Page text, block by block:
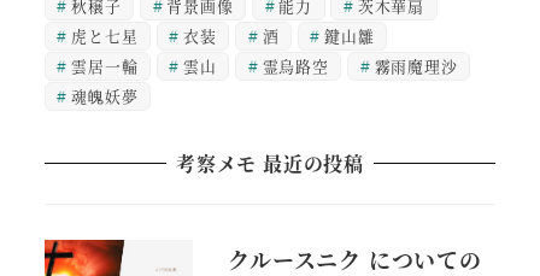
秋穣子
背景画像 能力
茨木華扇
虎と七星
衣装 酒
鍵山雛
雲居一輪
雲山 霊烏路空
霧雨魔理沙
魂魄妖夢
考察メモ 最近の投稿
クルースニク についての